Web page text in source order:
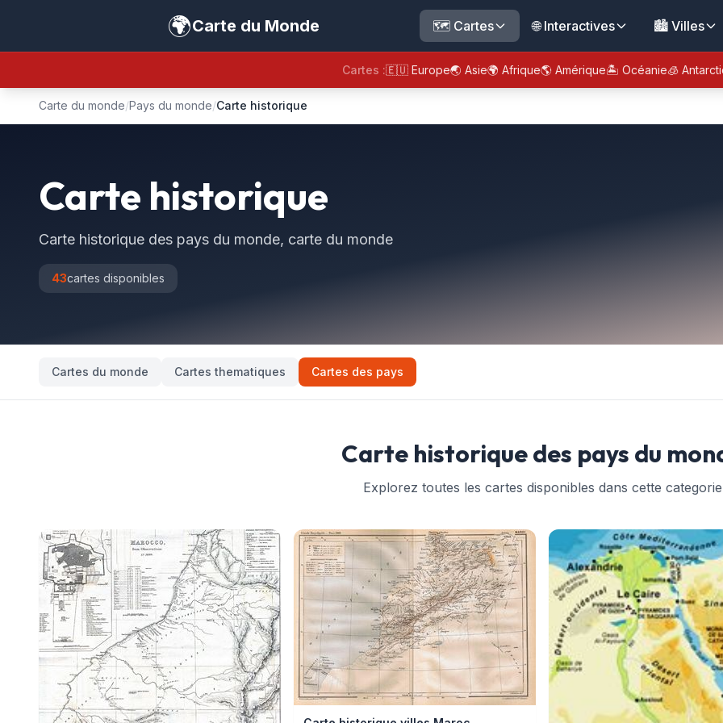
🌍Carte du Monde 🗺️ Cartes 🌐 Interactives 🏙️ Villes
Cartes :🇪🇺 Europe🌏 Asie🌍 Afrique🌎 Amérique🏝️ Océanie🧊
Carte du monde/Pays du monde/Carte historique
Carte historique
Carte historique des pays du monde, carte du monde
43cartes disponibles
Cartes du monde Cartes thematiques Cartes des pays
Carte historique des pays du
Explorez toutes les cartes disponibles dans cette categorie